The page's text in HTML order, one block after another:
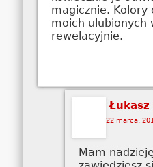
magicznie. Kolory
moich ulubionych
rewelacyjnie.
Łukasz
22 marca,
Mam